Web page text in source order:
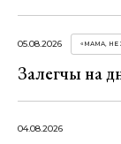
05.08.2026 «МАМА, НЕ
Залегчы на
04.08.2026